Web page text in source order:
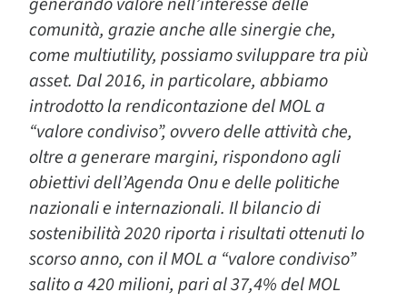
comunità, grazie anche alle sinergie che,
come multiutility, possiamo sviluppare tra più
asset. Dal 2016, in particolare, abbiamo
introdotto la rendicontazione del MOL a
“valore condiviso”, ovvero delle attività che,
oltre a generare margini, rispondono agli
obiettivi dell’Agenda Onu e delle politiche
nazionali e internazionali. Il bilancio di
sostenibilità 2020 riporta i risultati ottenuti lo
scorso anno, con il MOL a “valore condiviso”
salito a 420 milioni, pari al 37,4% del MOL